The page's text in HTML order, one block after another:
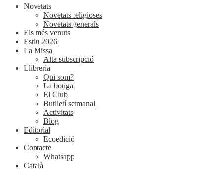
Novetats
Novetats religioses
Novetats generals
Els més venuts
Estiu 2026
La Missa
Alta subscripció
Llibreria
Qui som?
La botiga
El Club
Butlletí setmanal
Activitats
Blog
Editorial
Ecoedició
Contacte
Whatsapp
Català